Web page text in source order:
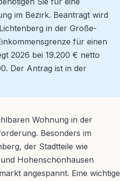
im Bezirk. Beantragt wird
in der Große-
für einen
2026 bei 19.200 € netto
Der Antrag ist in der
Wohnung in der
Besonders im
der Stadtteile wie
Hohenschönhausen
angespannt. Eine wichtige